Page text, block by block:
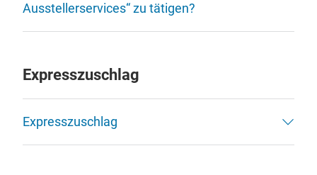
Ausstellerservices“ zu tätigen?
Expresszuschlag
Expresszuschlag